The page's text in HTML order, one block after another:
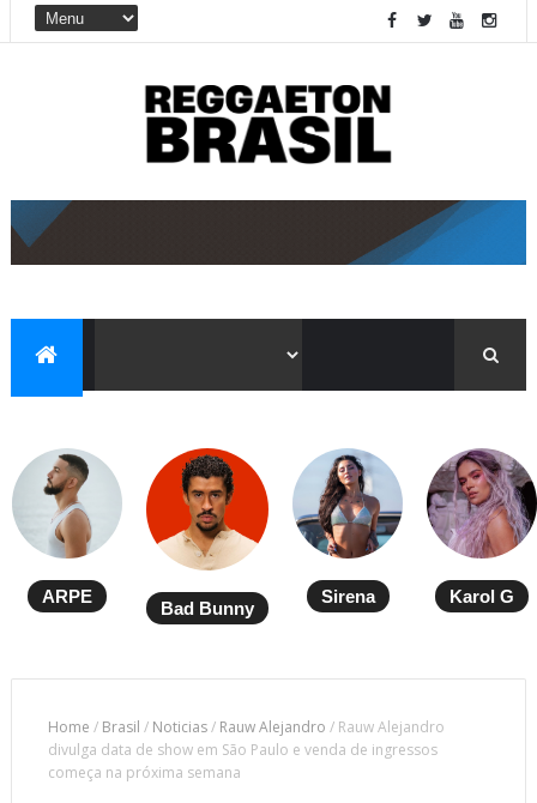
ARPE
Bad Bunny
Sirena Karol G
Home / Brasil / Noticias/ Rauw Alejandro / Rauw Alejandro
divulga data de show em São Paulo e venda de ingressos
começa na próxima semana